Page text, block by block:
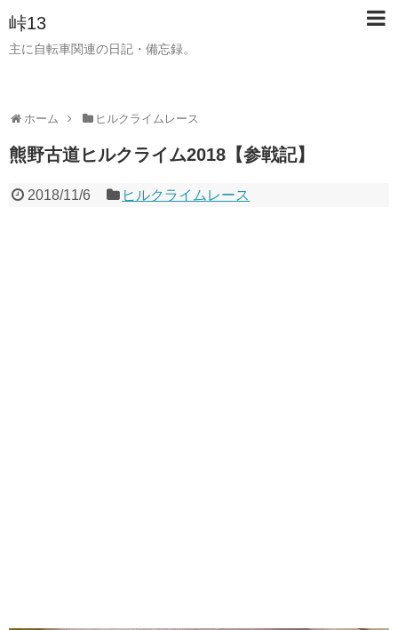
峠13
主に自転車関連の日記・備忘録。
ホーム ヒルクライムレース
熊野古道ヒルクライム2018【参戦記】
2018/11/6 ヒルクライムレース